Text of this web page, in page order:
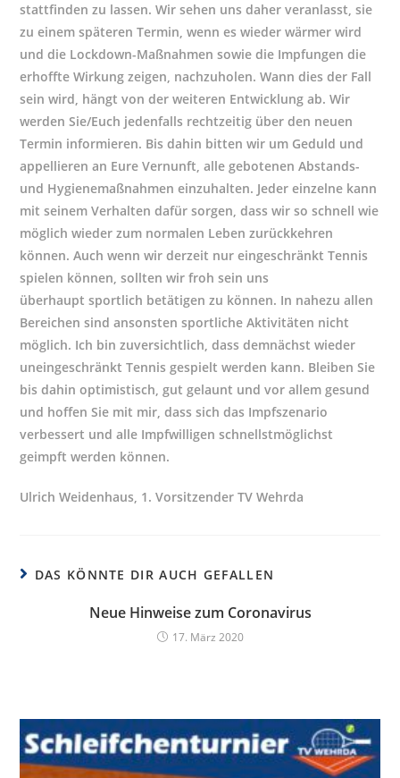
stattfinden zu lassen. Wir sehen uns daher veranlasst, sie
zu einem späteren Termin, wenn es wieder wärmer wird
und die Lockdown-Maßnahmen sowie die Impfungen die
erhoffte Wirkung zeigen, nachzuholen. Wann dies der Fall
sein wird, hängt von der weiteren Entwicklung ab. Wir
werden Sie/Euch jedenfalls rechtzeitig über den neuen
Termin informieren. Bis dahin bitten wir um Geduld und
appellieren an Eure Vernunft, alle gebotenen Abstands-
und Hygienemaßnahmen einzuhalten. Jeder einzelne kann
mit seinem Verhalten dafür sorgen, dass wir so schnell wie
möglich wieder zum normalen Leben zurückkehren
können. Auch wenn wir derzeit nur eingeschränkt Tennis
spielen können, sollten wir froh sein uns
überhaupt sportlich betätigen zu können. In nahezu allen
Bereichen sind ansonsten sportliche Aktivitäten nicht
möglich. Ich bin zuversichtlich, dass demnächst wieder
uneingeschränkt Tennis gespielt werden kann. Bleiben Sie
bis dahin optimistisch, gut gelaunt und vor allem gesund
und hoffen Sie mit mir, dass sich das Impfszenario
verbessert und alle Impfwilligen schnellstmöglichst
geimpft werden können.
Ulrich Weidenhaus, 1. Vorsitzender TV Wehrda
DAS KÖNNTE DIR AUCH GEFALLEN
Neue Hinweise zum Coronavirus
17. März 2020